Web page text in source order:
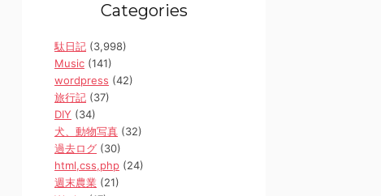
Categories
駄日記 (3,998)
Music (141)
wordpress (42)
旅行記 (37)
DIY (34)
犬、動物写真 (32)
過去ログ (30)
html,css,php (24)
週末農業 (21)